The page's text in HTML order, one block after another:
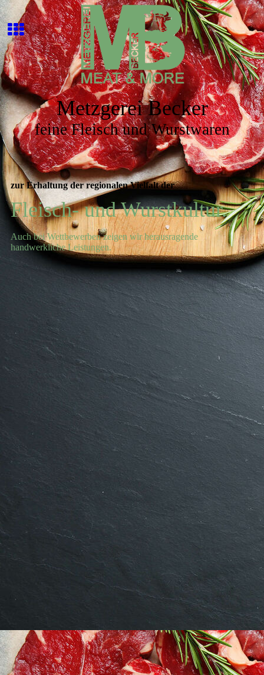
Metzgerei Becker
feine Fleisch und Wurstwaren
zur Erhaltung der regionalen Vielfalt der
Fleisch- und Wurstkultur.
Auch bei Wettbewerben zeigen wir herausragende
handwerkliche Leistungen.